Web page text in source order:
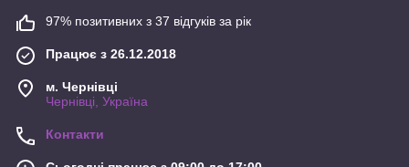
97% позитивних з 37 відгуків за рік
Працює з 26.12.2018
м. Чернівці
Чернівці, Україна
Контакти